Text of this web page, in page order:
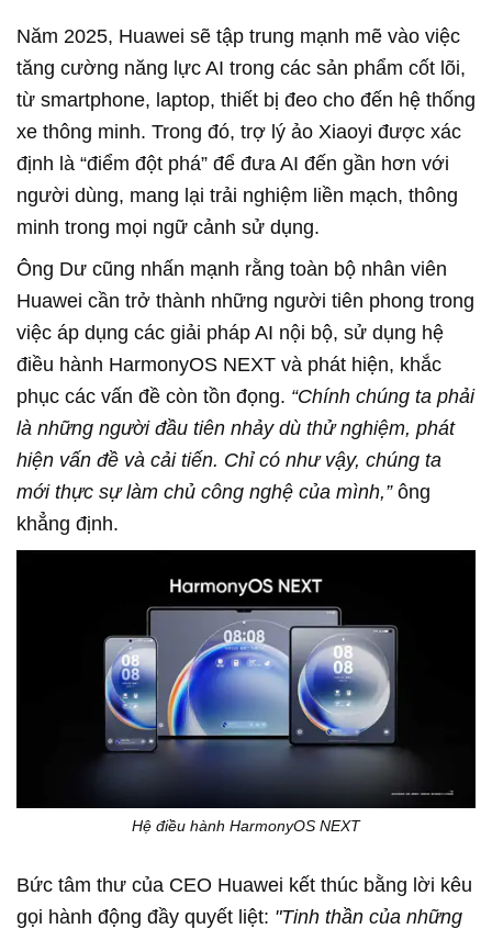
Năm 2025, Huawei sẽ tập trung mạnh mẽ vào việc
tăng cường năng lực AI trong các sản phẩm cốt lõi,
từ smartphone, laptop, thiết bị đeo cho đến hệ thống
xe thông minh. Trong đó, trợ lý ảo Xiaoyi được xác
định là “điểm đột phá” để đưa AI đến gần hơn với
người dùng, mang lại trải nghiệm liền mạch, thông
minh trong mọi ngữ cảnh sử dụng.
Ông Dư cũng nhấn mạnh rằng toàn bộ nhân viên
Huawei cần trở thành những người tiên phong trong
việc áp dụng các giải pháp AI nội bộ, sử dụng hệ
điều hành HarmonyOS NEXT và phát hiện, khắc
phục các vấn đề còn tồn đọng. “Chính chúng ta phải
là những người đầu tiên nhảy dù thử nghiệm, phát
hiện vấn đề và cải tiến. Chỉ có như vậy, chúng ta
mới thực sự làm chủ công nghệ của mình,” ông
khẳng định.
Hệ điều hành HarmonyOS NEXT
Bức tâm thư của CEO Huawei kết thúc bằng lời kêu
gọi hành động đầy quyết liệt: "Tinh thần của những